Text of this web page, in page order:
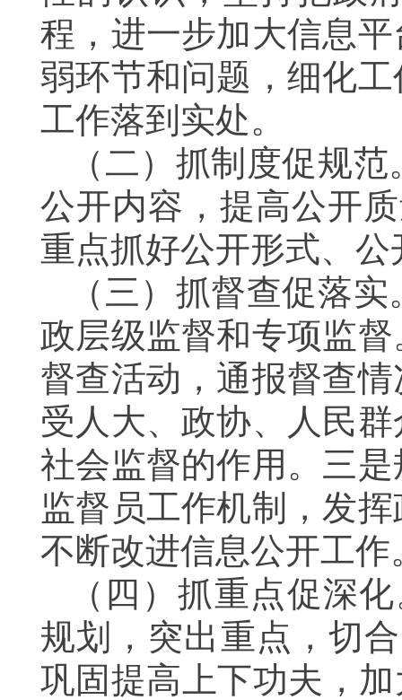
程，进一步加大信息
弱环节和问题，细化
工作落到实处。
（二）抓制度促规
公开内容，提高公开
重点抓好公开形式、
（三）抓督查促落
政层级监督和专项监
督查活动，通报督查
受人大、政协、人民
社会监督的作用。三
监督员工作机制，发
不断改进信息公开工作
（四）抓重点促深
规划，突出重点，切
巩固提高上下功夫，